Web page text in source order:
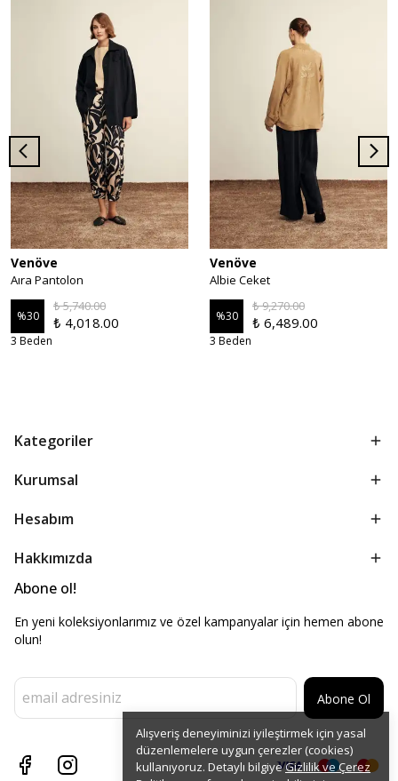
Alışveriş deneyiminizi iyileştirmek için yasal
düzenlemelere uygun çerezler (cookies)
kullanıyoruz. Detaylı bilgiyeGizlilik ve Çerez
Venöve
Aıra Pantolon
%30
₺ 5,740.00
₺ 4,018.00
3 Beden
Venöve
Albie Ceket
%30
₺ 9,270.00
₺ 6,489.00
3 Beden
Kategoriler
Kurumsal
Hesabım
Hakkımızda
Abone ol!
En yeni koleksiyonlarımız ve özel kampanyalar için hemen abone
olun!
Abone Ol